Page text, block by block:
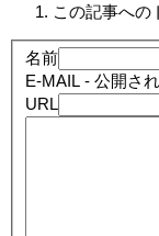
この記事への
名前
E-MAIL - 公開さ
URL